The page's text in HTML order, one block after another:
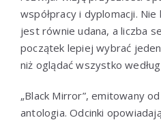
współpracy i dyplomacji.
jest równie udana, a liczba
początek lepiej wybrać
niż oglądać wszystko
„Black Mirror”, emitowany
antologia. Odcinki